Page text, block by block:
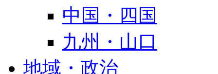
中国・四国
九州・山口
地域・政治